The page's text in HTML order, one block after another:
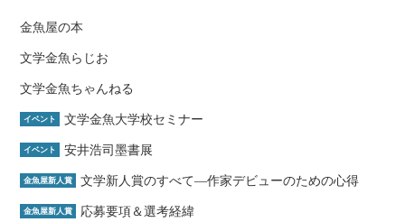
金魚屋の本
文学金魚らじお
文学金魚ちゃんねる
イベント 文学金魚大学校セミナー
イベント 安井浩司墨書展
金魚屋新人賞 文学新人賞のすべて―作家デビューのための心得
金魚屋新人賞 応募要項＆選考経緯